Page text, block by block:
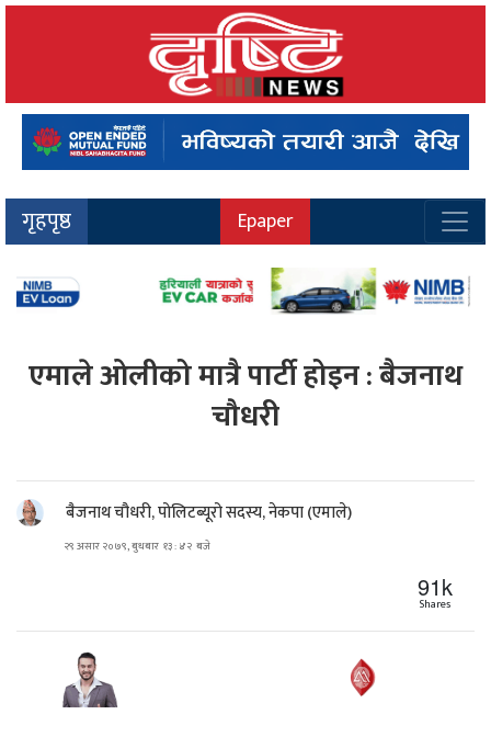
गृहपृष्ठ Epaper
एमाले ओलीको मात्रै पार्टी होइन : बैजनाथ
चौधरी
बैजनाथ चौधरी, पोलिटब्यूरो सदस्य, नेकपा (एमाले)
२९ असार २०७९, बुधबार १३ : ४२ बजे
91k
Shares